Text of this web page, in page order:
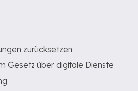
zurücksetzen
Gesetz über digitale Dienste